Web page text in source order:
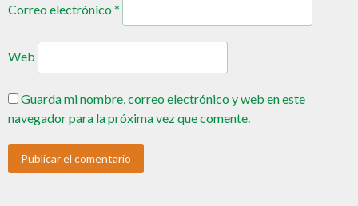
Correo electrónico*
Web
Guarda mi nombre, correo electrónico y web en este
navegador para la próxima vez que comente.